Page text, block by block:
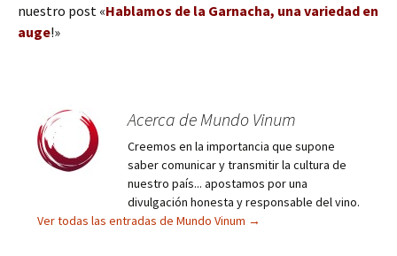
nuestro post «Hablamos de la Garnacha, una variedad en
auge!»
Acerca de Mundo Vinum
Creemos en la importancia que supone
saber comunicar y transmitir la cultura de
nuestro país... apostamos por una
divulgación honesta y responsable del vino.
Ver todas las entradas de Mundo Vinum →